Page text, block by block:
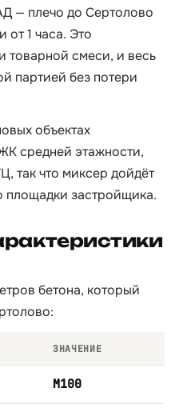
— плечо до Сертолово
от 1 часа. Это
товарной смеси, и весь
партией без потери
объектах
средней этажности,
так что миксер дойдёт
площадки застройщика.
бетона, который
ЗНАЧЕНИЕ
М100